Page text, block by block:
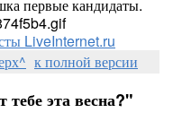
первые кандидаты.
LiveInternet.ru
к полной версии
тебе эта весна?"